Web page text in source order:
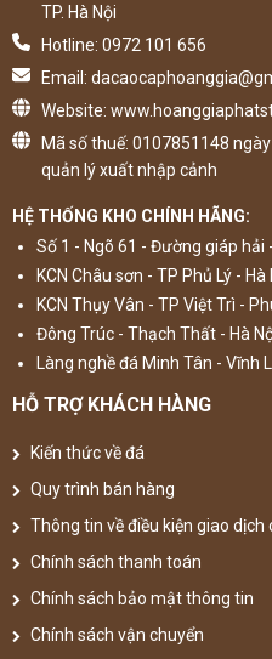
TP. Hà Nội
Hotline: 0972 101 656
Email:
Website:
Mã số thuế: 0107851148
quản lý xuất nhập cảnh
HỆ THỐNG KHO CHÍNH HÃNG:
Số 1 - Ngõ 61 - Đường giáp hải
KCN Châu sơn - TP Phủ Lý - Hà
KCN Thụy Vân - TP Việt Trì -
Đông Trúc - Thạch Thất - Hà
Làng nghề đá Minh Tân - Vĩnh
HỖ TRỢ KHÁCH HÀNG
Kiến thức về đá
Quy trình bán hàng
Thông tin về điều kiện giao dịch
Chính sách thanh toán
Chính sách bảo mật thông tin
Chính sách vận chuyển